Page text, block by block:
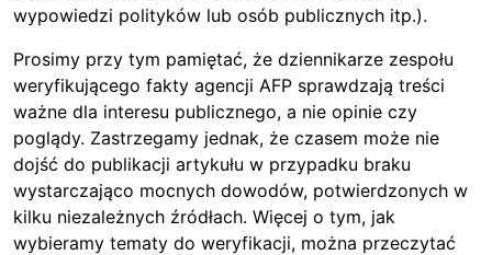
wypowiedzi polityków lub osób publicznych itp.).
Prosimy przy tym pamiętać, że dziennikarze zespołu
weryfikującego fakty agencji AFP sprawdzają treści
ważne dla interesu publicznego, a nie opinie czy
poglądy. Zastrzegamy jednak, że czasem może nie
dojść do publikacji artykułu w przypadku braku
wystarczająco mocnych dowodów, potwierdzonych w
kilku niezależnych źródłach. Więcej o tym, jak
wybieramy tematy do weryfikacji, można przeczytać